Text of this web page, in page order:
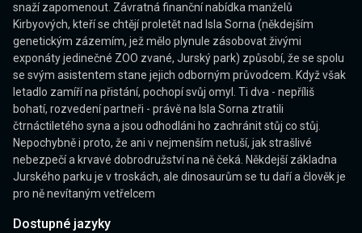
snaží zapomenout. Závratná finanční nabídka manželů
Kirbyových, kteří se chtějí proletět nad Isla Sorna (někdejším
genetickým zázemím, jež mělo plynule zásobovat živými
exponáty jedinečné ZOO zvané, Jurský park) způsobí, že se spolu
se svým asistentem stane jejich odborným průvodcem. Když však
letadlo zamíří na přistání, pochopí svůj omyl. Ti dva - nepříliš
bohatí, rozvedení partneři - právě na Isla Sorna ztratili
čtrnáctiletého syna a jsou odhodláni ho zachránit stůj co stůj.
Nepochybně i proto, že ani v nejmenším netuší, jak strašlivé
nebezpečí a krvavé dobrodružství na ně čeká. Někdejší základna
Jurského parku je v troskách, ale dinosaurům se tu daří a člověk je
pro ně nevítaným vetřelcem
Dostupné jazyky